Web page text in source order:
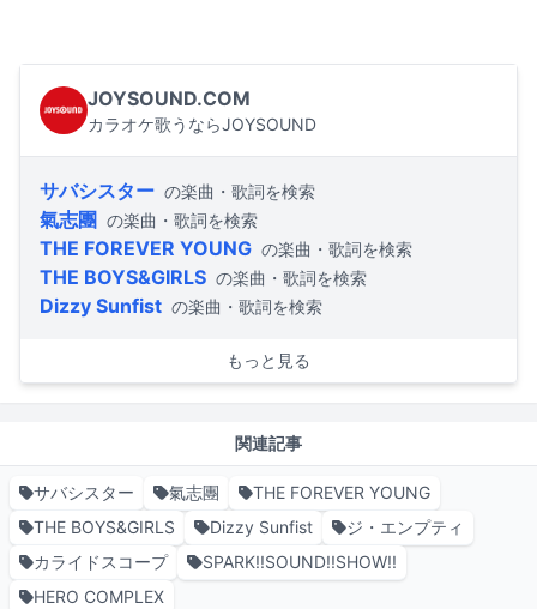
JOYSOUND.COM
カラオケ歌うならJOYSOUND
サバシスター の楽曲・歌詞を検索
氣志團 の楽曲・歌詞を検索
THE FOREVER YOUNG の楽曲・歌詞を検索
THE BOYS&GIRLS の楽曲・歌詞を検索
Dizzy Sunfist の楽曲・歌詞を検索
もっと見る
関連記事
サバシスター 氣志團
THE FOREVER YOUNG
THE BOYS&GIRLS
Dizzy Sunfist
ジ・エンプティ
カライドスコープ
SPARK!!SOUND!!SHOW!!
HERO COMPLEX